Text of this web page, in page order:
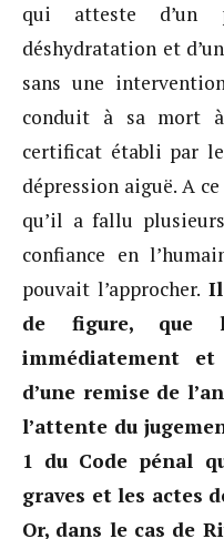
qui atteste d’un
déshydratation et
sans une
conduit à sa mort
certificat établi par
dépression aiguë. A
qu’il a fallu
confiance en
pouvait l’approcher. Il
de figure, que
immédiatement
d’une remise de
l’attente du
1 du Code pénal
graves et les actes
Or, dans le cas de